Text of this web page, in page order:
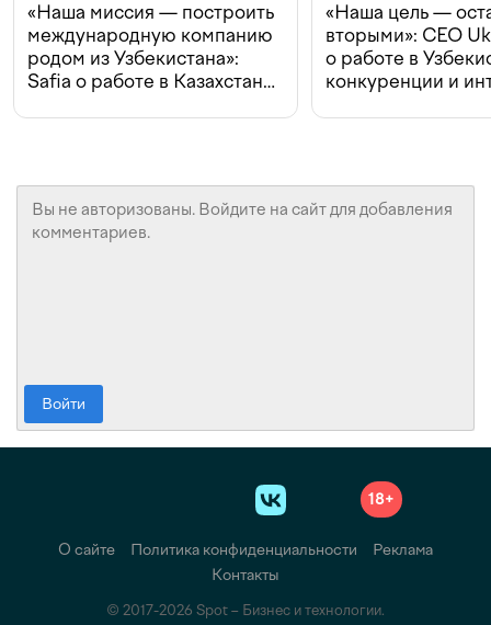
«Наша миссия — построить
международную компанию
родом из Узбекистана»:
Safia о работе в Казахстане,
«Наша цель —
вторыми»: CEO
о работе в
конкуренции и
Войти
18+
О сайте Политика конфиденциальности
Реклама
Контакты
© 2017-2026 Spot – Бизнес и технологии.